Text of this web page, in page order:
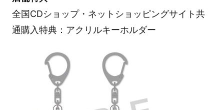
全国CDショップ・ネットショッピングサイト共
通購入特典：アクリルキーホルダー